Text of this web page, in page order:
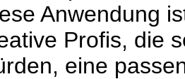
Anwendung
Profis, die
eine